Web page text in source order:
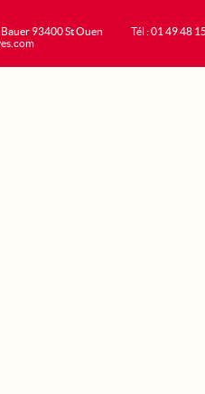
93400 St Ouen
Tél : 01 49 48